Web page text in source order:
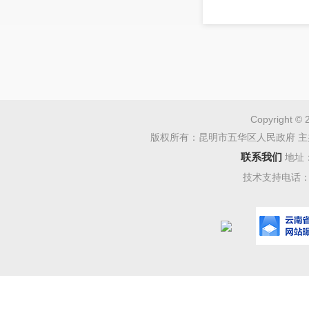
Copyright ©
版权所有：昆明市五华区人民政府
联系我们 地址
技术支持电话